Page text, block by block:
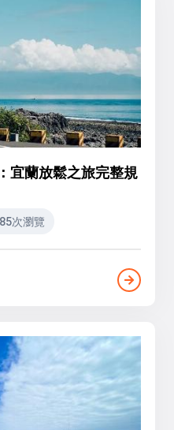
宜蘭放鬆之旅完整規
次瀏覽